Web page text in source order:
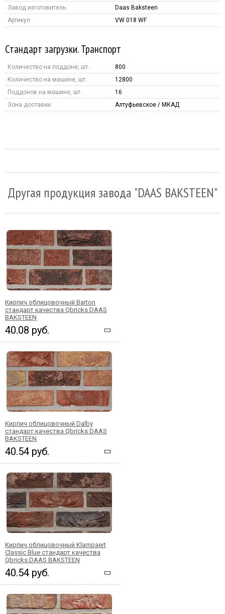
Завод изготовитель
Daas Baksteen
Артикул
VW 018 WF
Стандарт загрузки. Транспорт
Количество на поддоне, шт.
800
Количество на машине, шт.
12800
Поддонов на машине, шт.
16
Зона доставки:
Алтуфьевское / МКАД
Другая продукция завода "DAAS BAKSTEEN"
Кирпич облицовочный Barton
стандарт качества Qbricks DAAS
BAKSTEEN
40.08 руб.
Кирпич облицовочный Dalby
стандарт качества Qbricks DAAS
BAKSTEEN
40.54 руб.
Кирпич облицовочный Klampaert
Classic Blue стандарт качества
Qbricks DAAS BAKSTEEN
40.54 руб.